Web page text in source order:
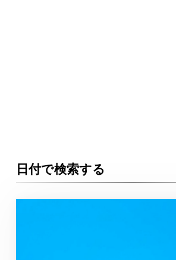
日付で検索する